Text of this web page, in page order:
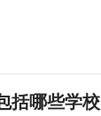
括哪些学校